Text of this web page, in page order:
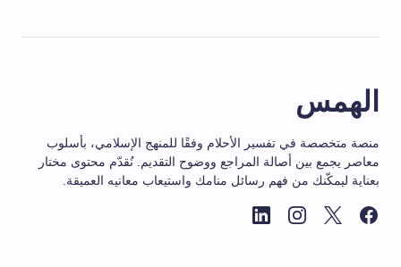
الهمس
منصة متخصصة في تفسير الأحلام وفقًا للمنهج الإسلامي، بأسلوب
معاصر يجمع بين أصالة المراجع ووضوح التقديم. نُقدّم محتوى مختار
بعناية ليمكّنك من فهم رسائل منامك واستيعاب معانيه العميقة.